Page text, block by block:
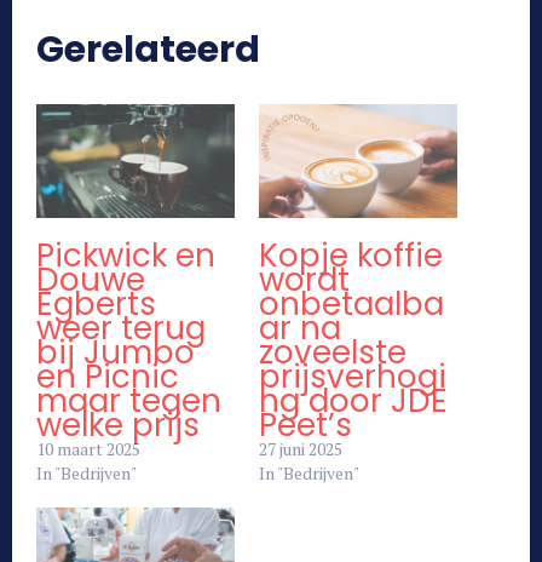
Gerelateerd
Pickwick en
Douwe
Egberts
weer terug
bij Jumbo
en Picnic
maar tegen
welke prijs
10 maart 2025
In "Bedrijven"
Kopje koffie
wordt
onbetaalba
ar na
zoveelste
prijsverhogi
ng door JDE
Peet’s
27 juni 2025
In "Bedrijven"